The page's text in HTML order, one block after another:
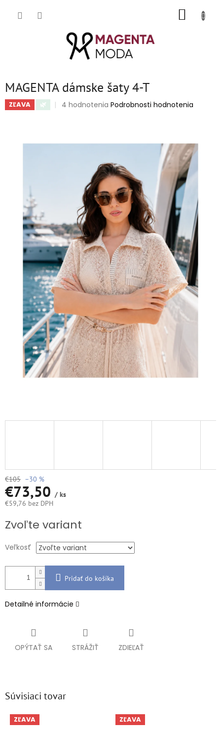
MAGENTA dámske šaty 4-T
ZĽAVA 🌿
Priemerné
5,0
hviezdičiek.
4 hodnotenia Podrobnosti hodnotenia
€105 –30 %
€73,50 / ks
€59,76 bez DPH
cena:
Zvoľte variant
Veľkosť
Pridať do košíka
Detailné informácie
OPÝTAŤ SA STRÁŽIŤ ZDIEĽAŤ
Súvisiaci tovar
ZĽAVA ZĽAVA